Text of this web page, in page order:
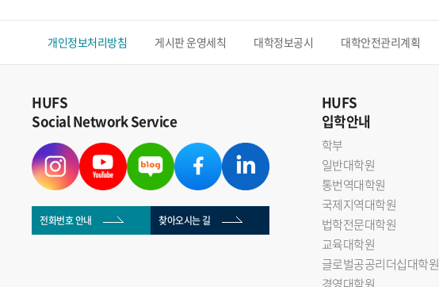
개인정보처리방침 게시판 운영세칙 대학정보공시 대학안전관리계획
HUFS
Social Network Service
전화번호 안내 찾아오시는 길
HUFS
입학안내
학부
일반대학원
통번역대학원
국제지역대학원
법학전문대학원
교육대학원
글로벌공공리더십대학원